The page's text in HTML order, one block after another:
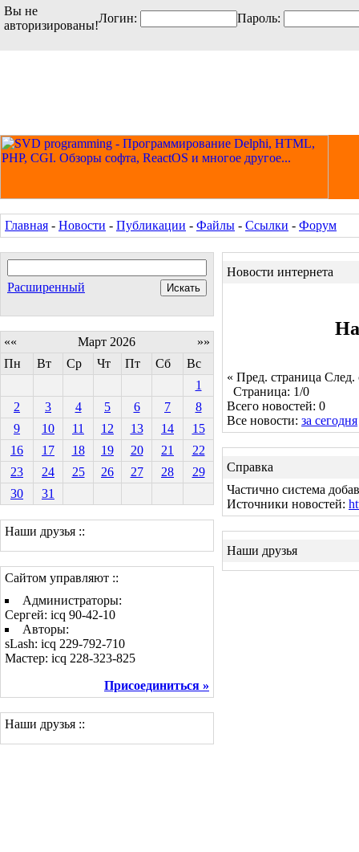
Вы не
авторизированы!
Логин: Пароль:
Главная - Новости - Публикации - Файлы - Ссылки - Форум
Расширенный
«« Март 2026
»»
Пн
Вт Ср Чт Пт Сб
Вс
1
2
3 4 5 6 7
8
9
10 11 12 13 14
15
16
17 18 19 20 21
22
23
24 25 26 27 28
29
30
31
Наши друзья ::
Сайтом управляют ::
Администраторы:
Сергей: icq 90-42-10
Авторы:
sLash: icq 229-792-710
Мастер: icq 228-323-825
Присоединиться »
Наши друзья ::
Новости интернета
На
« Пред. страница След.
Страница: 1/0
Всего новостей: 0
Все новости: за сегодня
Справка
Частично система
Источники новостей:
Наши друзья